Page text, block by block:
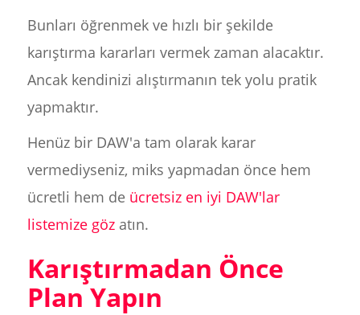
Bunları öğrenmek ve hızlı bir şekilde
karıştırma kararları vermek zaman alacaktır.
Ancak kendinizi alıştırmanın tek yolu pratik
yapmaktır.
Henüz bir DAW'a tam olarak karar
vermediyseniz, miks yapmadan önce hem
ücretli hem de ücretsiz en iyi DAW'lar
listemize gözatın.
Karıştırmadan Önce
Plan Yapın